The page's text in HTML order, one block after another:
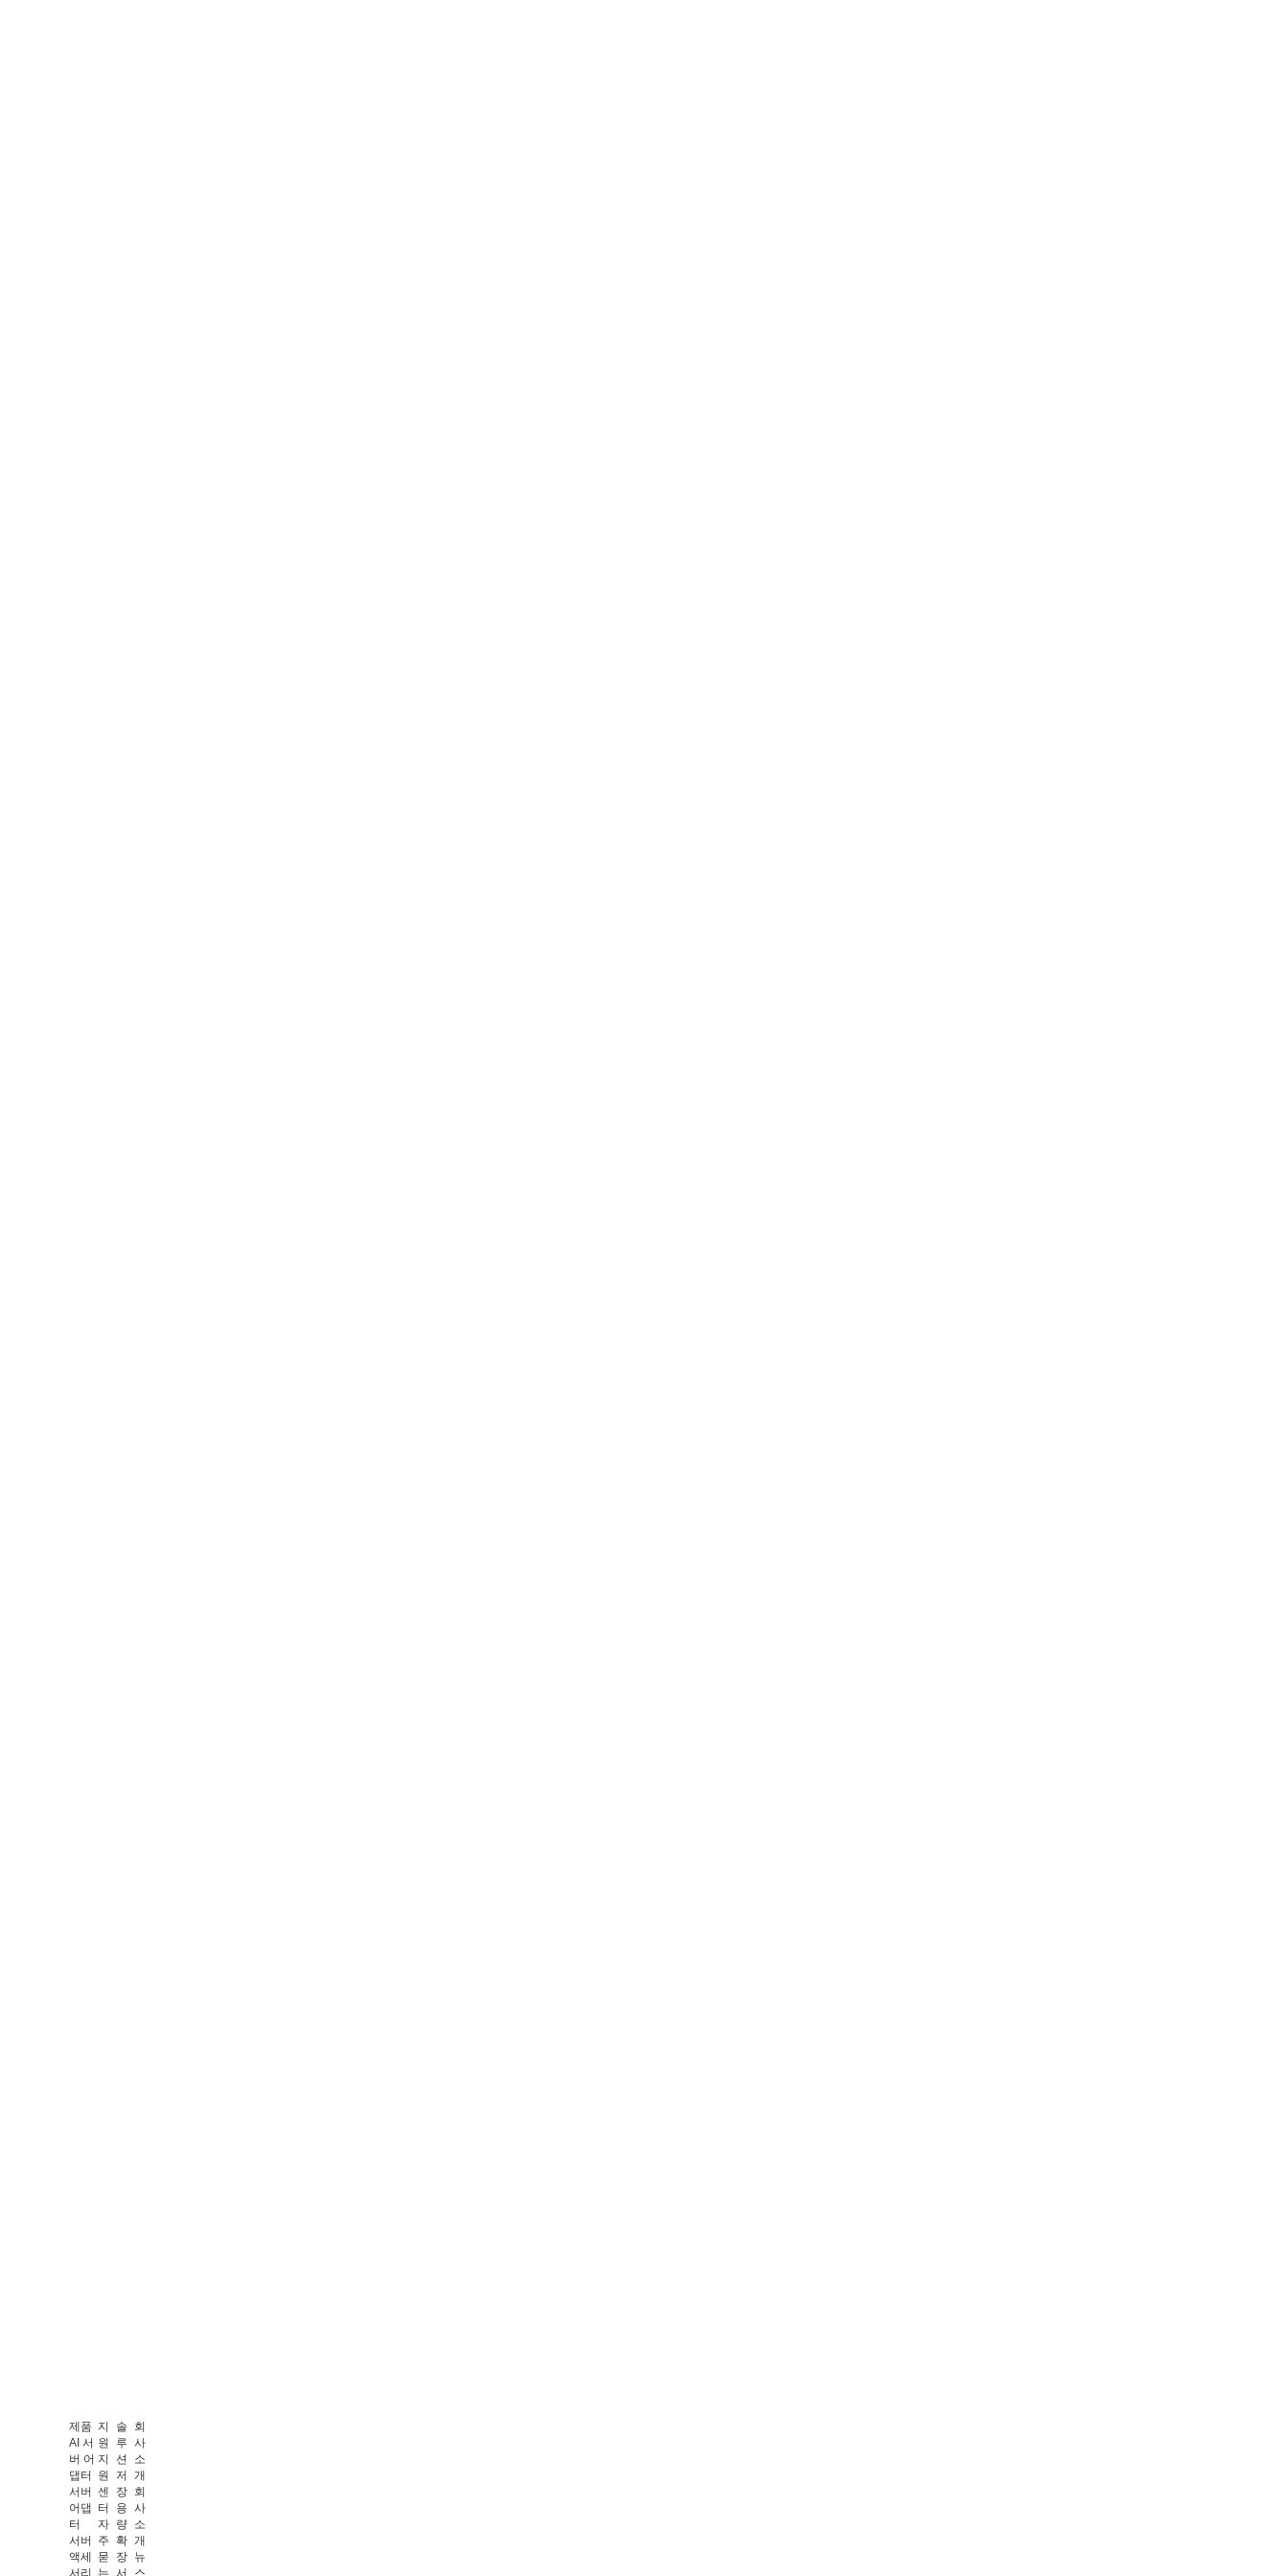
제품
AI 서
버 어
댑터
서버
어댑
터
서버
액세
서리
지
원
지
원
센
터
자
주
묻
는
솔
루
션
저
장
용
량
확
장
서
회
사
소
개
회
사
소
개
뉴
스